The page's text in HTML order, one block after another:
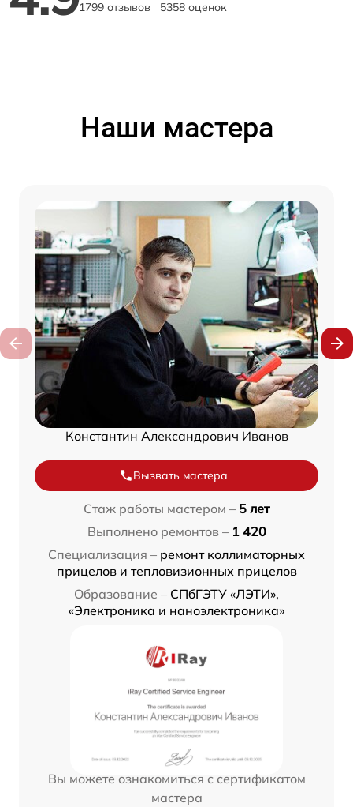
1799 отзывов 5358 оценок
Наши мастера
Константин Александрович Иванов
Вызвать мастера
Стаж работы мастером – 5 лет
Выполнено ремонтов – 1 420
Специализация – ремонт коллиматорных
прицелов и тепловизионных прицелов
Образование – СПбГЭТУ «ЛЭТИ»,
«Электроника и наноэлектроника»
Вы можете ознакомиться с сертификатом
мастера